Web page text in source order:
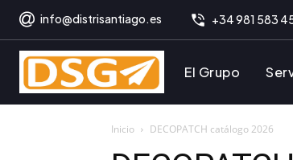
info@distrisantiago.es +34 981 583
El Grupo
Inicio DECOPATCH catálogo 2026